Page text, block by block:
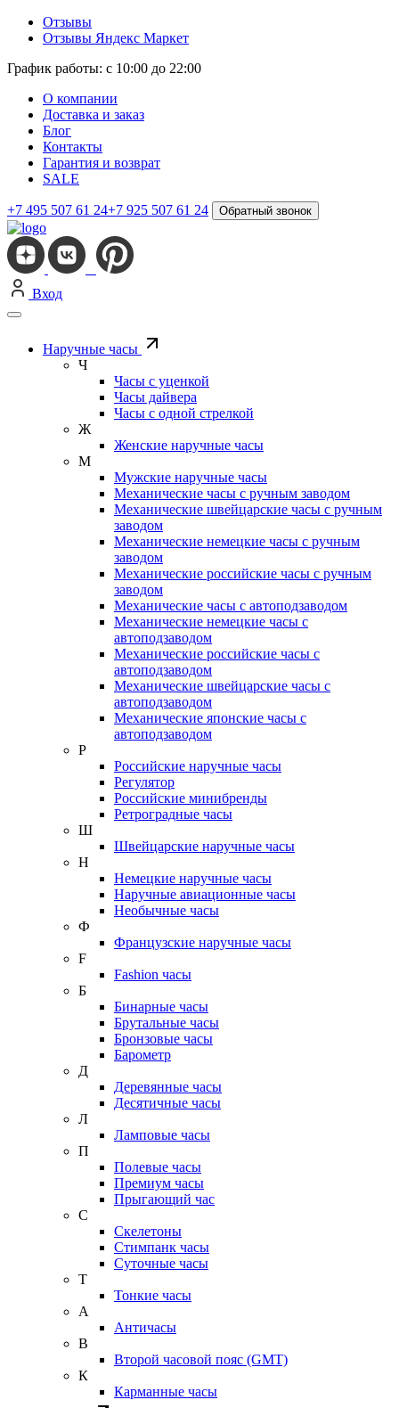
Отзывы
Отзывы Яндекс Маркет
График работы: с 10:00 до 22:00
О компании
Доставка и заказ
Блог
Контакты
Гарантия и возврат
SALE
+7 495 507 61 24+7 925 507 61 24 Обратный звонок
Вход
Наручные часы
Ч
Часы с уценкой
Часы дайвера
Часы с одной стрелкой
Ж
Женские наручные часы
М
Мужские наручные часы
Механические часы с ручным заводом
Механические швейцарские часы с ручным
заводом
Механические немецкие часы с ручным
заводом
Механические российские часы с ручным
заводом
Механические часы с автоподзаводом
Механические немецкие часы с
автоподзаводом
Механические российские часы с
автоподзаводом
Механические швейцарские часы с
автоподзаводом
Механические японские часы с
автоподзаводом
Р
Российские наручные часы
Регулятор
Российские минибренды
Ретроградные часы
Ш
Швейцарские наручные часы
Н
Немецкие наручные часы
Наручные авиационные часы
Необычные часы
Ф
Французские наручные часы
F
Fashion часы
Б
Бинарные часы
Брутальные часы
Бронзовые часы
Барометр
Д
Деревянные часы
Десятичные часы
Л
Ламповые часы
П
Полевые часы
Премиум часы
Прыгающий час
С
Скелетоны
Стимпанк часы
Суточные часы
Т
Тонкие часы
А
Античасы
В
Второй часовой пояс (GMT)
К
Карманные часы